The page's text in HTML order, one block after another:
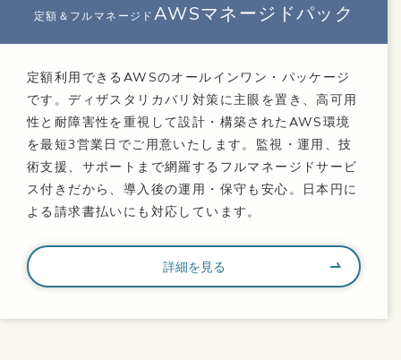
定額＆フルマネージド AWSマネージドパック
定額利用できるAWSのオールインワン・パッケージ
です。ディザスタリカバリ対策に主眼を置き、高可用
性と耐障害性を重視して設計・構築されたAWS環境
を最短3営業日でご用意いたします。監視・運用、技
術支援、サポートまで網羅するフルマネージドサービ
ス付きだから、導入後の運用・保守も安心。日本円に
よる請求書払いにも対応しています。
詳細を見る